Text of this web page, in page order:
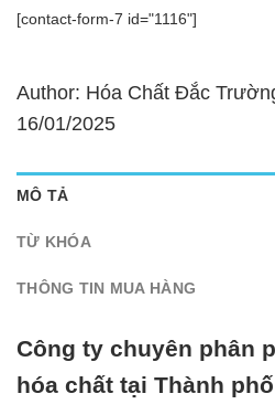
[contact-form-7 id="1116"]
Author: Hóa Chất Đắc
16/01/2025
MÔ TẢ
TỪ KHÓA
THÔNG TIN MUA HÀNG
Công ty chuyên phân
hóa chất tại Thành